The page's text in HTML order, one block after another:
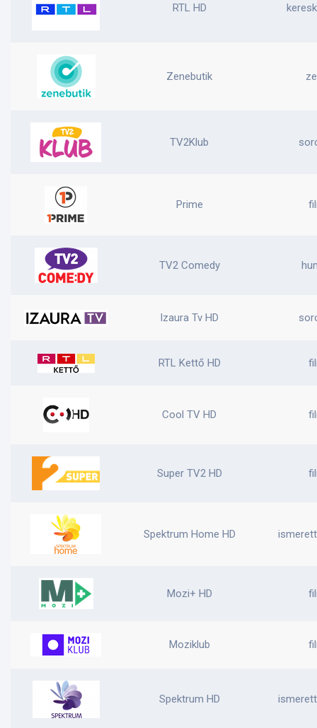
RTL HD
Zenebutik
TV2Klub
Prime
TV2 Comedy
Izaura Tv HD
RTL Kettő HD
Cool TV HD
Super TV2 HD
Spektrum Home HD
Mozi+ HD
Moziklub
Spektrum HD